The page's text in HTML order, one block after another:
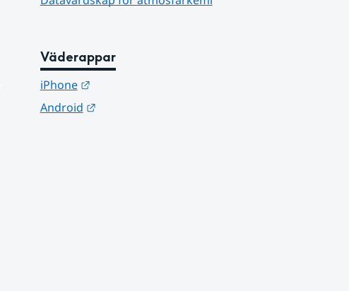
Väderappar
iPhone
Länk till annan webbplats.
Android
Länk till annan webbplats.